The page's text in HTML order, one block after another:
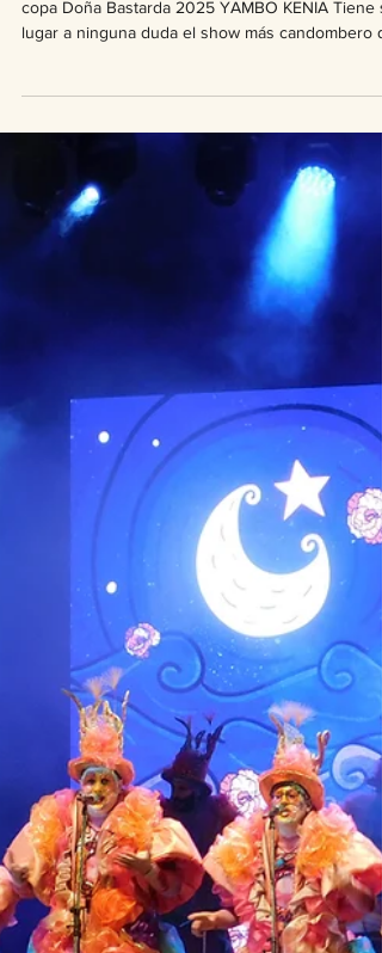
Etapa 7 / Liguilla. Yambo
copa Doña Bastarda 2025 YAMBO KENIA Tiene
lugar a ninguna duda el show más candombero
esta temporada. La comparsa del Buceo avasalla
desde el arranque con un despliegue de alegría,
color, baile y música de altísimo nivel. Su
a "Los Ilustres" nos pasea por momentos de la
de dos grandes figuras del candombe una de las
cuales está en el escenario y es quien va